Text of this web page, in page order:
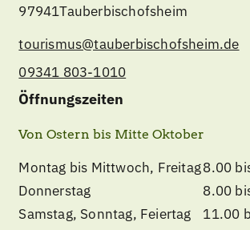
97941Tauberbischofsheim
tourismus@tauberbischofsheim.de
09341 803-1010
Öffnungszeiten
Von Ostern bis Mitte Oktober
Montag bis Mittwoch, Freitag8.00
Donnerstag
8.00
Samstag, Sonntag, Feiertag
11.00